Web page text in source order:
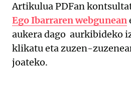
Artikulua PDFan
Ego Ibarraren webgunean
aukera dago aurkibideko
klikatu eta zuzen-
joateko.